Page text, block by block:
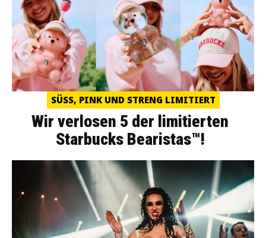
SÜSS, PINK UND STRENG LIMITIERT
Wir verlosen 5 der limitierten
Starbucks Bearistas™!